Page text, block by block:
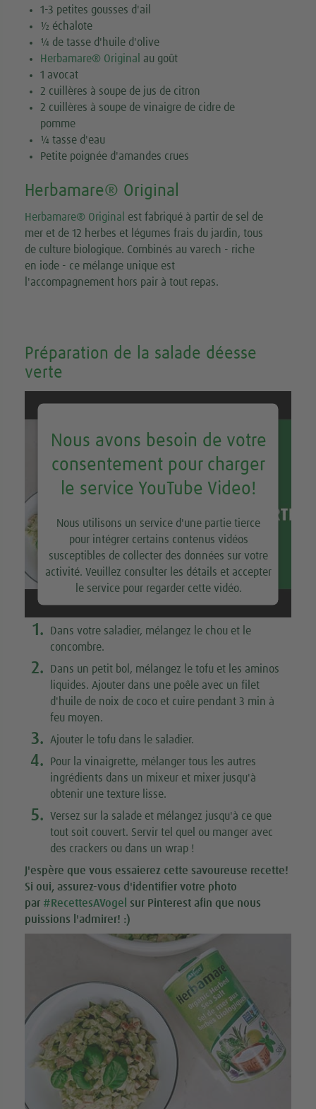
1-3 petites gousses d'ail
½ échalote
¼ de tasse d'huile d'olive
Herbamare® Original
au goût
1 avocat
2 cuillères à soupe de jus de citron
2 cuillères à soupe de vinaigre de cidre de
pomme
¼ tasse d'eau
Petite poignée d'amandes crues
Herbamare® Original
Herbamare® Original
est fabriqué à partir de sel de
mer et de 12 herbes et légumes frais du jardin, tous
de culture biologique. Combinés au varech - riche
en iode - ce mélange unique est
l'accompagnement hors pair à tout repas.
Préparation de la salade déesse
verte
Nous avons besoin de votre
consentement pour charger
le service YouTube Video!
Nous utilisons un service d'une partie tierce
pour intégrer certains contenus vidéos
susceptibles de collecter des données sur votre
activité. Veuillez consulter les détails et accepter
le service pour regarder cette vidéo.
En savoir plus
1.
Dans votre saladier, mélangez le chou et le
concombre.
2.
Dans un petit bol, mélangez le tofu et les aminos
liquides. Ajouter dans une poêle avec un filet
d'huile de noix de coco et cuire pendant 3 min à
feu moyen.
3. Ajouter le tofu dans le saladier.
4.
Pour la vinaigrette, mélanger tous les autres
ingrédients dans un mixeur et mixer jusqu'à
obtenir une texture lisse.
5.
Versez sur la salade et mélangez jusqu'à ce que
tout soit couvert. Servir tel quel ou manger avec
des crackers ou dans un wrap !
J'espère que vous essaierez cette savoureuse recette!
Si oui, assurez-vous d'identifier votre photo
par #RecettesAVogel
sur Pinterest afin que nous
puissions l'admirer! :)